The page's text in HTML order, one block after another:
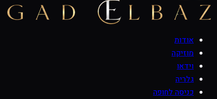
אודות
מוזיקה
וידאו
גלריה
כניסה לחופה